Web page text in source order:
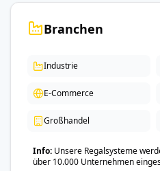
Branchen
Industrie
E-Commerce
Großhandel
Info Unsere Regalsysteme
über 10.000 Unternehmen